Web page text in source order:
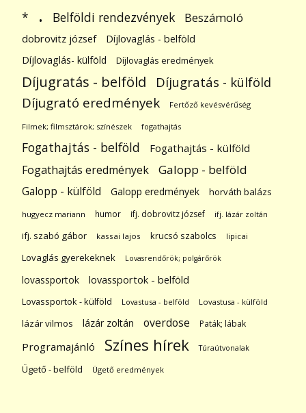
* . Belföldi rendezvények Beszámoló
dobrovitz józsef
Díjlovaglás - belföld
Díjlovaglás- külföld
Díjlovaglás eredmények
Díjugratás - belföld Díjugratás - külföld
Díjugrató eredmények Fertőző kevésvérűség
Filmek; filmsztárok; színészek fogathajtás
Fogathajtás - belföld Fogathajtás - külföld
Fogathajtás eredmények Galopp - belföld
Galopp - külföld Galopp eredmények horváth balázs
hugyecz mariann humor ifj. dobrovitz józsef ifj. lázár zoltán
ifj. szabó gábor kassai lajos krucsó szabolcs lipicai
Lovaglás gyerekeknek Lovasrendőrök; polgárőrök
lovassportok lovassportok - belföld
Lovassportok - külföld Lovastusa - belföld Lovastusa - külföld
lázár vilmos lázár zoltán overdose Paták; lábak
Programajánló Színes hírek Túraútvonalak
Ügető - belföld Ügető eredmények